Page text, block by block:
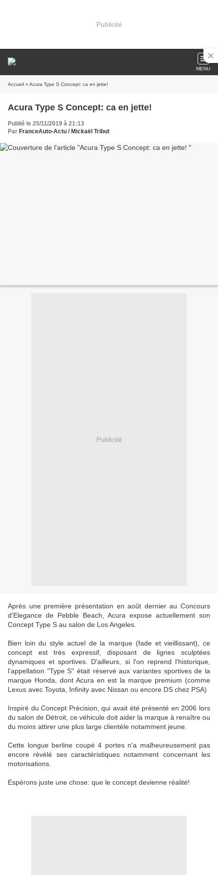
Publicité
MENU
Accueil » Acura Type S Concept: ca en jette!
Acura Type S Concept: ca en jette!
Publié le 25/11/2019 à 21:13
Par FranceAuto-Actu / Mickaël Tribut
Publicité
Après une première présentation en août dernier au Concours
d'Elegance de Pebble Beach, Acura expose actuellement son
Concept Type S au salon de Los Angeles.
Bien loin du style actuel de la marque (fade et vieillissant), ce
concept est très expressif, disposant de lignes sculptées
dynamiques et sportives. D'ailleurs, si l'on reprend l'historique,
l'appellation "Type S" était réservé aux variantes sportives de la
marque Honda, dont Acura en est la marque premium (comme
Lexus avec Toyota, Infinity avec Nissan ou encore DS chez PSA)
Inspiré du Concept Précision, qui avait été présenté en 2006 lors
du salon de Détroit, ce véhicule doit aider la marque à renaître ou
du moins attirer une plus large clientèle notamment jeune.
Cette longue berline coupé 4 portes n'a malheureusement pas
encore révélé ses caractéristiques notamment concernant les
motorisations.
Espérons juste une chose: que le concept devienne réalité!